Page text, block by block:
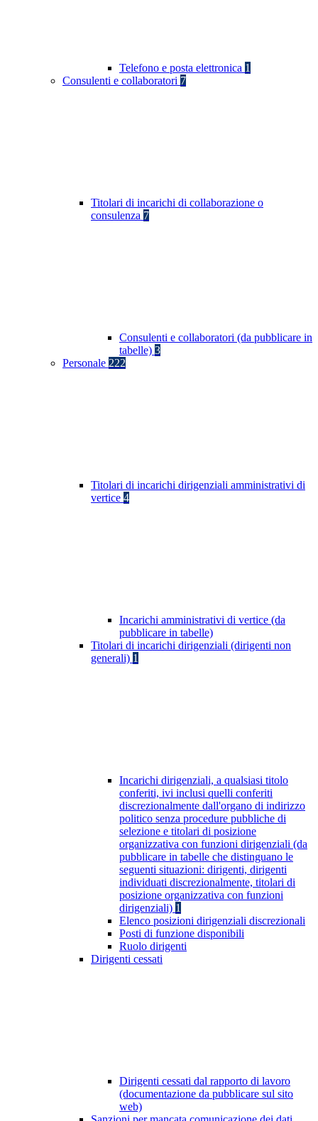
Telefono e posta elettronica 1
Consulenti e collaboratori 7
Titolari di incarichi di collaborazione o
consulenza 7
Consulenti e collaboratori (da pubblicare in
tabelle) 3
Personale 222
Titolari di incarichi dirigenziali amministrativi di
vertice 4
Incarichi amministrativi di vertice (da
pubblicare in tabelle)
Titolari di incarichi dirigenziali (dirigenti non
generali) 1
Incarichi dirigenziali, a qualsiasi titolo
conferiti, ivi inclusi quelli conferiti
discrezionalmente dall'organo di indirizzo
politico senza procedure pubbliche di
selezione e titolari di posizione
organizzativa con funzioni dirigenziali (da
pubblicare in tabelle che distinguano le
seguenti situazioni: dirigenti, dirigenti
individuati discrezionalmente, titolari di
posizione organizzativa con funzioni
dirigenziali) 1
Elenco posizioni dirigenziali discrezionali
Posti di funzione disponibili
Ruolo dirigenti
Dirigenti cessati
Dirigenti cessati dal rapporto di lavoro
(documentazione da pubblicare sul sito
web)